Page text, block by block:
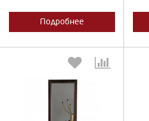
Подробнее